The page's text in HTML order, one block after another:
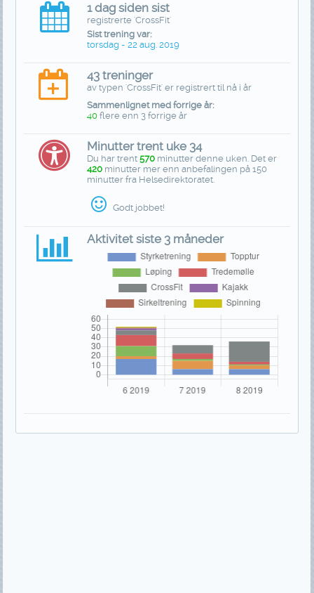
1 dag siden sist
registrerte 'CrossFit'
Sist trening var:
torsdag - 22 aug. 2019
43 treninger
av typen 'CrossFit' er registrert til nå i år
Sammenlignet med forrige år:
40 flere enn 3 forrige år
Minutter trent uke 34
Du har trent570 minutter denne uken. Det er
420 minutter mer enn anbefalingen på 150
minutter fra Helsedirektoratet.
Godt jobbet!
Aktivitet siste 3 måneder